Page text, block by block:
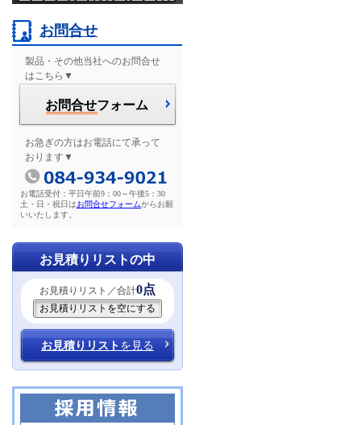
お問合せ
製品・その他当社へのお問合せ
はこちら▼
お問合せフォーム
お急ぎの方はお電話にて承って
おります▼
お電話受付：平日午前9：00～午後5：30
土・日・祝日はお問合せフォームからお願
いいたします。
お見積りリストの中
お見積りリスト／合計0点
お見積りリスト を見る